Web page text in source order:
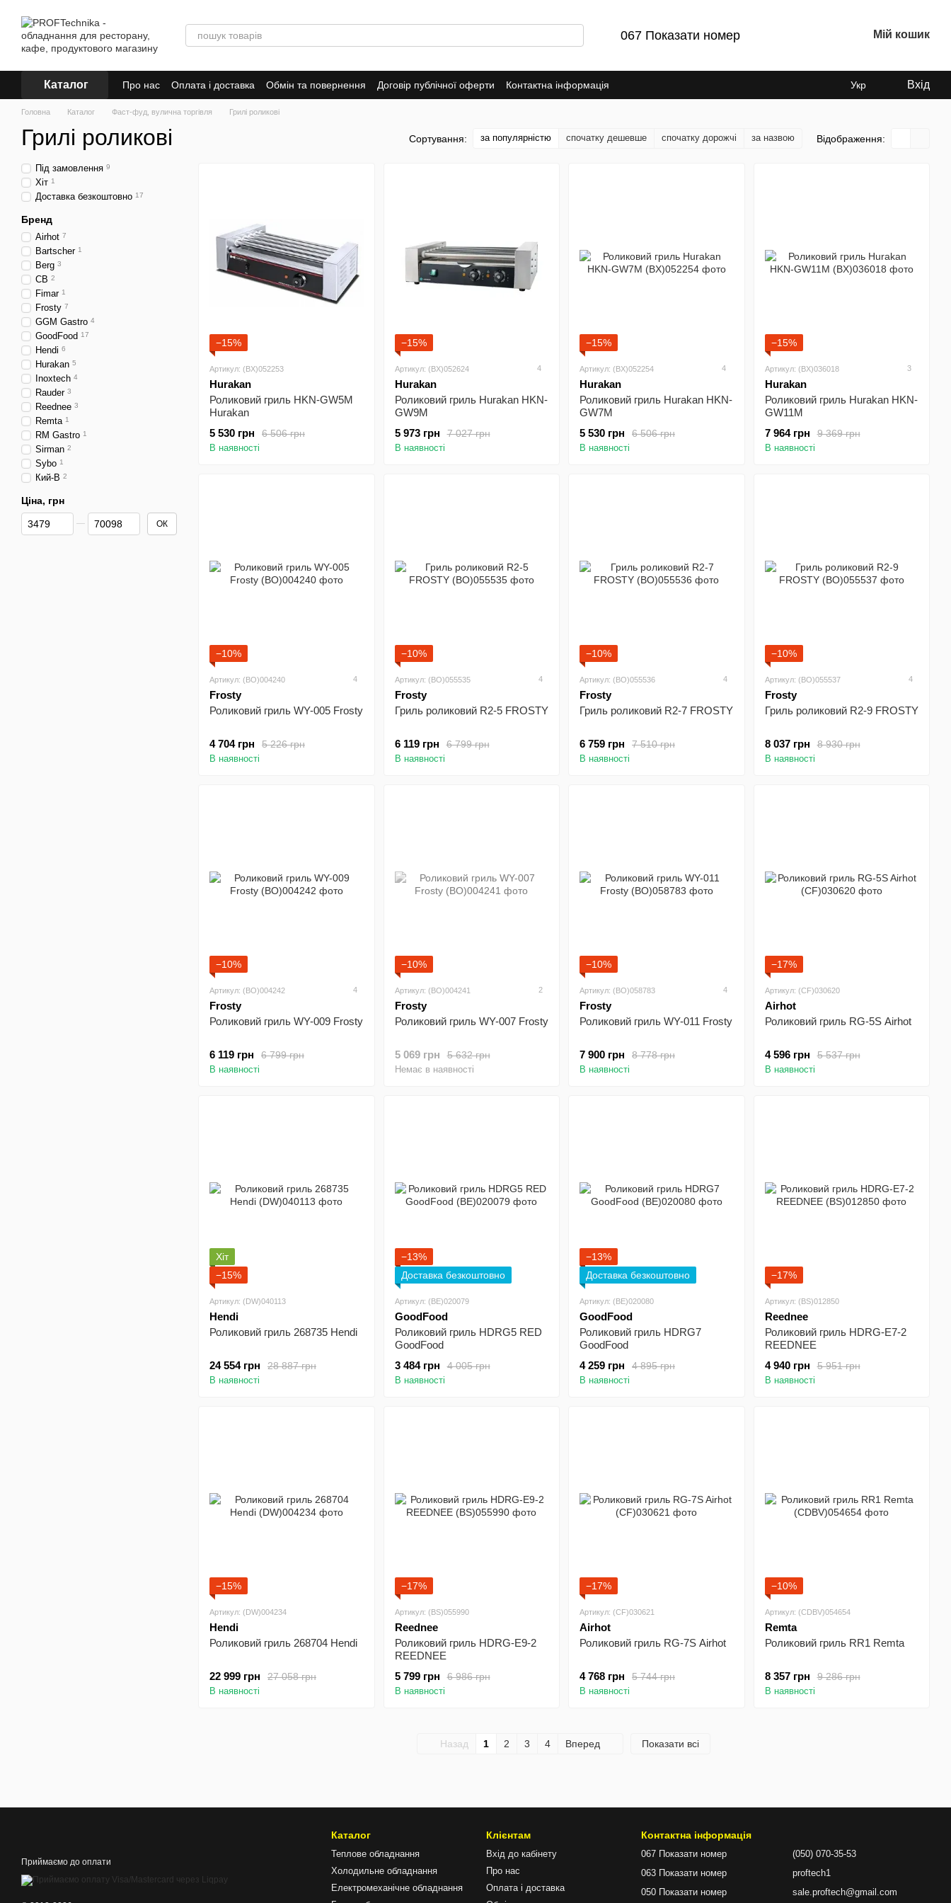
067 Показати номер Мій кошик
Каталог Про нас Оплата і доставка Обмін та повернення Договір публічної оферти Контактна інформація Укр Вхід
Головна Каталог Фаст-фуд, вулична торгівля Грилі роликові
Грилі роликові Сортування: за популярністю спочатку дешевше спочатку дорожчі за назвою Відображення:
−15%
Артикул: (BX)052253
Hurakan
Роликовий гриль HKN-GW5M
Hurakan
6 506 грн
5 530 грн
В наявності
−15%
Артикул: (BX)052624 4
Hurakan
Роликовий гриль Hurakan HKN-
GW9M
7 027 грн
5 973 грн
В наявності
−15%
Артикул: (BX)052254 4
Hurakan
Роликовий гриль Hurakan HKN-
GW7M
6 506 грн
5 530 грн
В наявності
−15%
Артикул: (BX)036018 3
Hurakan
Роликовий гриль Hurakan HKN-
GW11M
9 369 грн
7 964 грн
В наявності
−10%
Артикул: (BO)004240 4
Frosty
Роликовий гриль WY-005 Frosty
5 226 грн
4 704 грн
В наявності
−10%
Артикул: (BO)055535 4
Frosty
Гриль роликовий R2-5 FROSTY
6 799 грн
6 119 грн
В наявності
−10%
Артикул: (BO)055536 4
Frosty
Гриль роликовий R2-7 FROSTY
7 510 грн
6 759 грн
В наявності
−10%
Артикул: (BO)055537 4
Frosty
Гриль роликовий R2-9 FROSTY
8 930 грн
8 037 грн
В наявності
−10%
Артикул: (BO)004242 4
Frosty
Роликовий гриль WY-009 Frosty
6 799 грн
6 119 грн
В наявності
−10%
Артикул: (BO)004241 2
Frosty
Роликовий гриль WY-007 Frosty
5 632 грн
5 069 грн
Немає в наявності
−10%
Артикул: (BO)058783 4
Frosty
Роликовий гриль WY-011 Frosty
8 778 грн
7 900 грн
В наявності
−17%
Артикул: (CF)030620
Airhot
Роликовий гриль RG-5S Airhot
5 537 грн
4 596 грн
В наявності
Хіт
−15%
Артикул: (DW)040113
Hendi
Роликовий гриль 268735 Hendi
28 887 грн
24 554 грн
В наявності
−13%
Доставка безкоштовно
Артикул: (BE)020079
GoodFood
Роликовий гриль HDRG5 RED
GoodFood
4 005 грн
3 484 грн
В наявності
−13%
Доставка безкоштовно
Артикул: (BE)020080
GoodFood
Роликовий гриль HDRG7
GoodFood
4 895 грн
4 259 грн
В наявності
−17%
Артикул: (BS)012850
Reednee
Роликовий гриль HDRG-E7-2
REEDNEE
5 951 грн
4 940 грн
В наявності
−15%
Артикул: (DW)004234
Hendi
Роликовий гриль 268704 Hendi
27 058 грн
22 999 грн
В наявності
−17%
Артикул: (BS)055990
Reednee
Роликовий гриль HDRG-E9-2
REEDNEE
6 986 грн
5 799 грн
В наявності
−17%
Артикул: (CF)030621
Airhot
Роликовий гриль RG-7S Airhot
5 744 грн
4 768 грн
В наявності
−10%
Артикул: (CDBV)054654
Remta
Роликовий гриль RR1 Remta
9 286 грн
8 357 грн
В наявності
Назад 1 2 3 4 Вперед Показати всі
Під замовлення 9
Хіт 1
Доставка безкоштовно 17
Бренд
Airhot 7
Bartscher 1
Berg 3
CB 2
Fimar 1
Frosty 7
GGM Gastro 4
GoodFood 17
Hendi 6
Hurakan 5
Inoxtech 4
Rauder 3
Reednee 3
Remta 1
RM Gastro 1
Sirman 2
Sybo 1
Кий-В 2
Ціна, грн
Від Ціна, грн
До Ціна, грн ОК
Приймаємо до оплати
Каталог
Теплове обладнання
Холодильне обладнання
Електромеханічне обладнання
Клієнтам
Вхід до кабінету
Про нас
Оплата і доставка
Контактна інформація
067 Показати номер
063 Показати номер
050 Показати номер
(050) 070-35-53
proftech1
sale.proftech@gmail.com